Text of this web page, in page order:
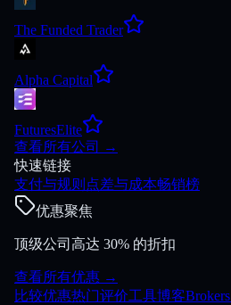
The Funded Trader
Alpha Capital
FuturesElite
查看所有公司
→
快速链接
支付与规则 点差与成本畅销榜
优惠聚焦
顶级公司高达 30% 的折扣
查看所有优惠 →
比较优惠热门评价工具博客Brokers